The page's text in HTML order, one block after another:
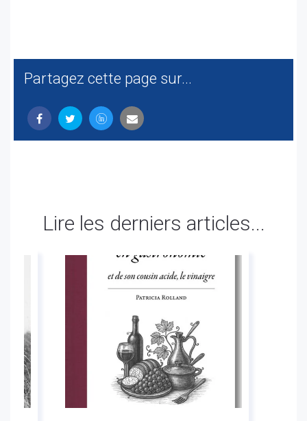
Partagez cette page sur...
Lire les derniers articles...